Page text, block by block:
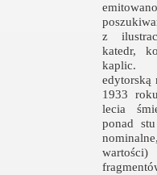
z
katedr,
kaplic.
edytorską
1933
lecia
ponad
wartości)